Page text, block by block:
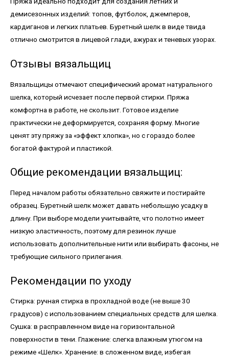
демисезонных изделий: топов, футболок, джемперов,
кардиганов и легких платьев. Буретный шелк в виде твида
отлично смотрится в лицевой глади, ажурах и теневых узорах.
Отзывы вязальщиц
Вязальщицы отмечают специфический аромат натурального
шелка, который исчезает после первой стирки. Пряжа
комфортна в работе, не скользит. Готовое изделие
практически не деформируется, сохраняя форму. Многие
ценят эту пряжу за «эффект хлопка», но с гораздо более
богатой фактурой и пластикой.
Общие рекомендации вязальщиц:
Перед началом работы обязательно свяжите и постирайте
образец. Буретный шелк может давать небольшую усадку в
длину. При выборе модели учитывайте, что полотно имеет
низкую эластичность, поэтому для резинок лучше
использовать дополнительные нити или выбирать фасоны, не
требующие сильного прилегания.
Рекомендации по уходу
Стирка: ручная стирка в прохладной воде (не выше 30
градусов) с использованием специальных средств для шелка.
Сушка: в расправленном виде на горизонтальной
поверхности в тени. Глажение: слегка влажным утюгом на
режиме «Шелк». Хранение: в сложенном виде, избегая